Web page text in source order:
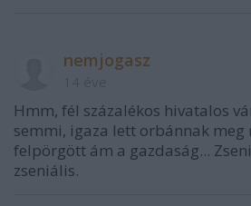
nemjogasz
Hmm, fél százalékos hivatalos
semmi, igaza lett orbánnak meg
felpörgött ám a gazdaság...
zseniális.